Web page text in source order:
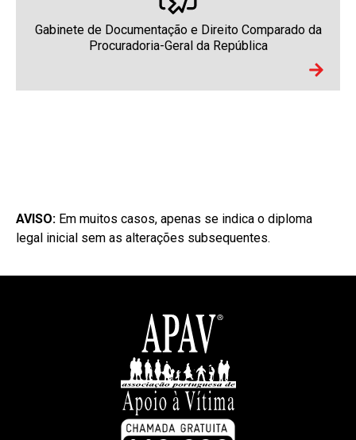
Gabinete de Documentação e Direito Comparado da
Procuradoria-Geral da República
AVISO: Em muitos casos, apenas se indica o diploma
legal inicial sem as alterações subsequentes.